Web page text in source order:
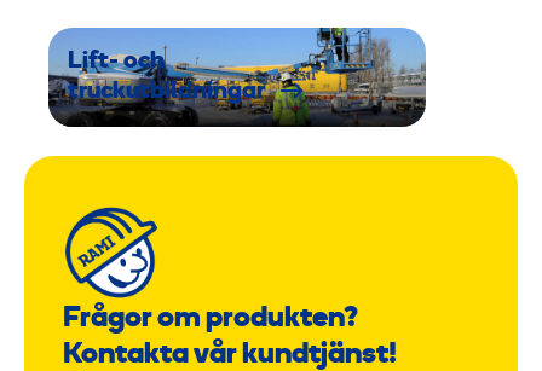
Lift- och
truckutbildningar
Frågor om produkten?
Kontakta vår kundtjänst!